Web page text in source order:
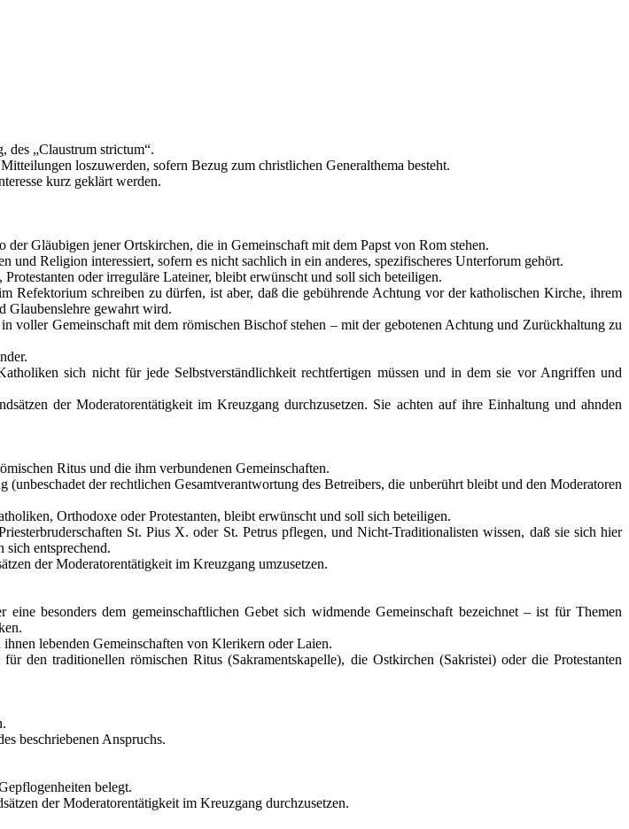
des „Claustrum strictum“.
loszuwerden, sofern Bezug zum christlichen Generalthema besteht.
kurz geklärt werden.
Gläubigen jener Ortskirchen, die in Gemeinschaft mit dem Papst von Rom stehen.
Religion interessiert, sofern es nicht sachlich in ein anderes, spezifischeres Unterforum gehört.
oder irreguläre Lateiner, bleibt erwünscht und soll sich beteiligen.
Refektorium schreiben zu dürfen, ist aber, daß die gebührende Achtung vor der katholischen Kirche, ihrem
Glaubenslehre gewahrt wird.
voller Gemeinschaft mit dem römischen Bischof stehen – mit der gebotenen Achtung und Zurückhaltung zu
sich nicht für jede Selbstverständlichkeit rechtfertigen müssen und in dem sie vor Angriffen und
der Moderatorentätigkeit im Kreuzgang durchzusetzen. Sie achten auf ihre Einhaltung und ahnden
Ritus und die ihm verbundenen Gemeinschaften.
der rechtlichen Gesamtverantwortung des Betreibers, die unberührt bleibt und den Moderatoren
Orthodoxe oder Protestanten, bleibt erwünscht und soll sich beteiligen.
St. Pius X. oder St. Petrus pflegen, und Nicht-Traditionalisten wissen, daß sie sich hier
sich entsprechend.
der Moderatorentätigkeit im Kreuzgang umzusetzen.
besonders dem gemeinschaftlichen Gebet sich widmende Gemeinschaft bezeichnet – ist für Themen
lebenden Gemeinschaften von Klerikern oder Laien.
den traditionellen römischen Ritus (Sakramentskapelle), die Ostkirchen (Sakristei) oder die Protestanten
beschriebenen Anspruchs.
belegt.
der Moderatorentätigkeit im Kreuzgang durchzusetzen.